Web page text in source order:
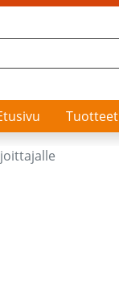
Tuotteet